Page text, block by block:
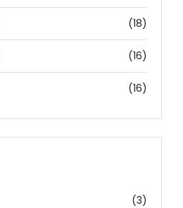
(18)
(16)
(16)
(3)